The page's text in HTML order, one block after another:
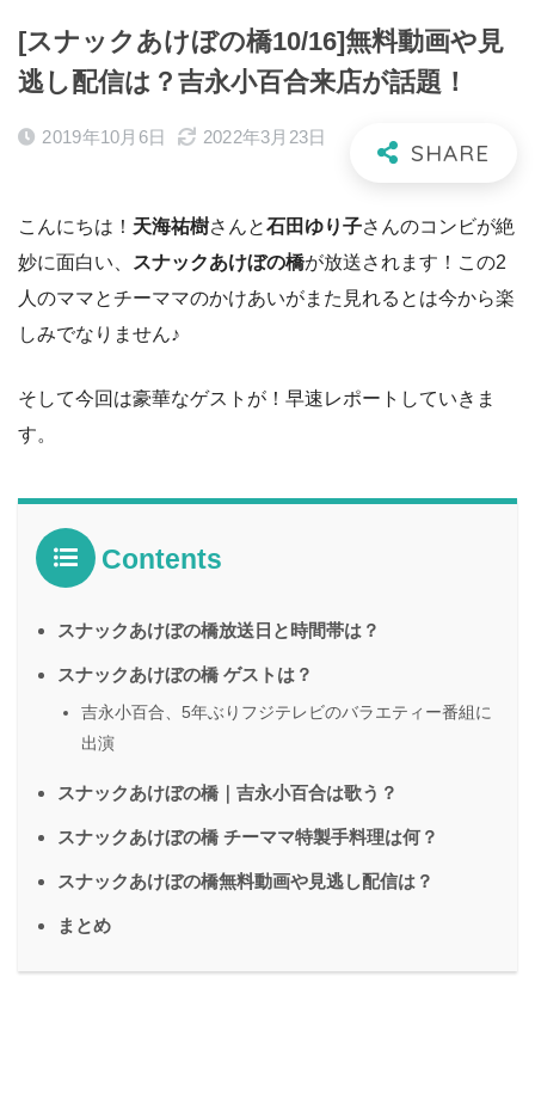
[スナックあけぼの橋10/16]無料動画や見
逃し配信は？吉永小百合来店が話題！
2019年10月6日 2022年3月23日
こんにちは！ 天海祐樹さんと石田ゆり子さんのコンビが絶
妙に面白い、
スナックあけぼの橋が放送されます！この2
人のママとチーママのかけあいがまた見れるとは今から楽
しみでなりません♪
そして今回は豪華なゲストが！早速レポートしていきま
す。
Contents
スナックあけぼの橋放送日と時間帯は？
スナックあけぼの橋 ゲストは？
吉永小百合、5年ぶりフジテレビのバラエティー番組に
出演
スナックあけぼの橋｜吉永小百合は歌う？
スナックあけぼの橋 チーママ特製手料理は何？
スナックあけぼの橋無料動画や見逃し配信は？
まとめ